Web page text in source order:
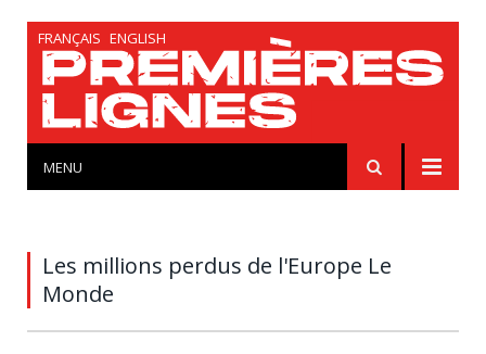
FRANÇAIS ENGLISH
MENU
Les millions perdus de l'Europe Le
Monde